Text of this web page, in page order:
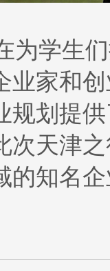
学生们
业家和
规划提
次天津
的知名